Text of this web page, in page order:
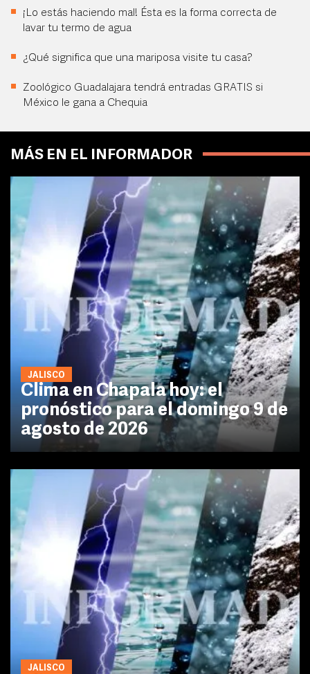
¡Lo estás haciendo mal! Ésta es la forma correcta de
lavar tu termo de agua
¿Qué significa que una mariposa visite tu casa?
Zoológico Guadalajara tendrá entradas GRATIS si
México le gana a Chequia
MÁS EN EL INFORMADOR
JALISCO
Clima en Chapala hoy: el
pronóstico para el domingo 9 de
agosto de 2026
JALISCO